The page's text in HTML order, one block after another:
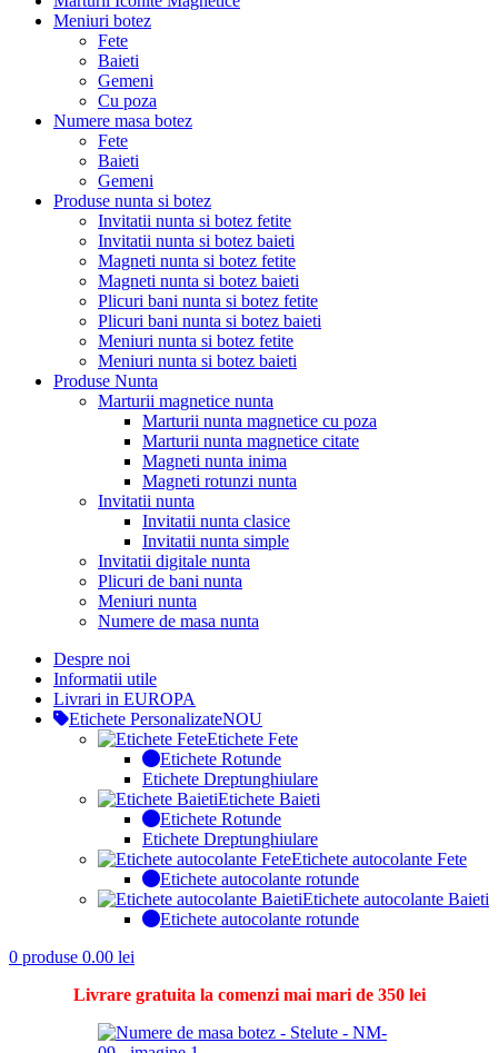
Meniuri botez
Fete
Baieti
Gemeni
Cu poza
Numere masa botez
Fete
Baieti
Gemeni
Produse nunta si botez
Invitatii nunta si botez fetite
Invitatii nunta si botez baieti
Magneti nunta si botez fetite
Magneti nunta si botez baieti
Plicuri bani nunta si botez fetite
Plicuri bani nunta si botez baieti
Meniuri nunta si botez fetite
Meniuri nunta si botez baieti
Produse Nunta
Marturii magnetice nunta
Marturii nunta magnetice cu poza
Marturii nunta magnetice citate
Magneti nunta inima
Magneti rotunzi nunta
Invitatii nunta
Invitatii nunta clasice
Invitatii nunta simple
Invitatii digitale nunta
Plicuri de bani nunta
Meniuri nunta
Numere de masa nunta
Despre noi
Informatii utile
Livrari in EUROPA
Etichete PersonalizateNOU
Etichete Fete
Etichete Rotunde
Etichete Dreptunghiulare
Etichete Baieti
Etichete Rotunde
Etichete Dreptunghiulare
Etichete autocolante Fete
Etichete autocolante rotunde
Etichete autocolante Baieti
Etichete autocolante rotunde
0 produse 0.00 lei
Livrare gratuita la comenzi mai mari de 350 lei